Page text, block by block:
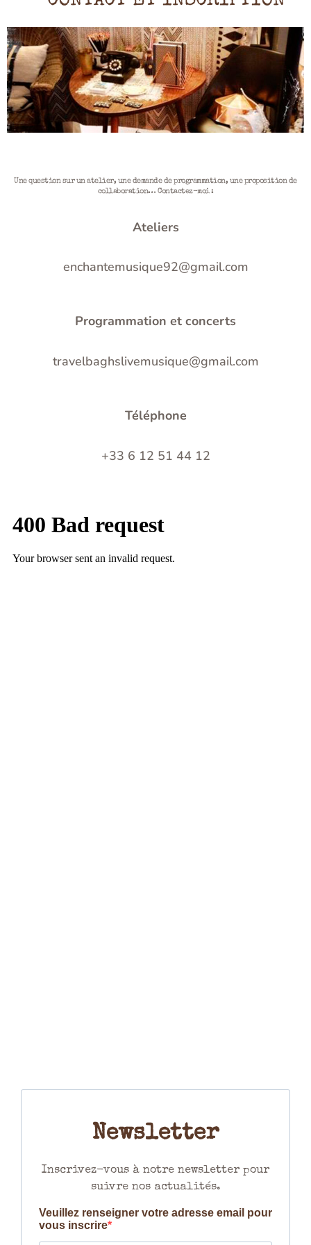
Une question sur un atelier, une demande de programmation, une proposition de
collaboration… Contactez-moi :
Ateliers
enchantemusique92@gmail.com
Programmation et concerts
travelbaghslivemusique@gmail.com
Téléphone
+33 6 12 51 44 12